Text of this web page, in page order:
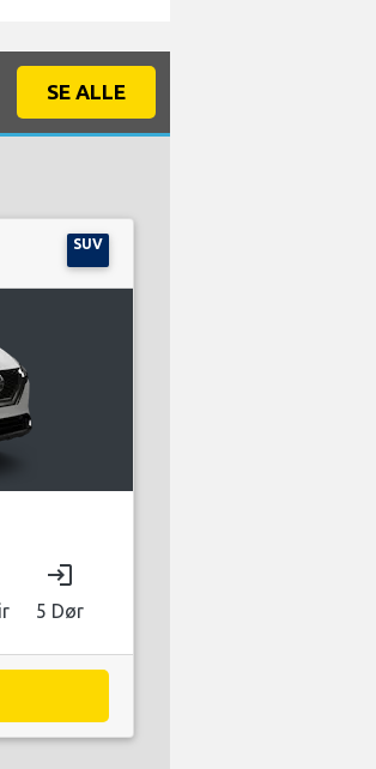
SE ALLE
SUV
login
5 Dør